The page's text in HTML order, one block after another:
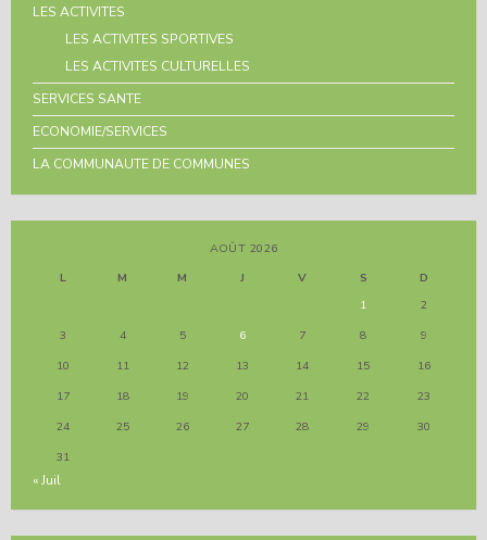
LES ACTIVITES
LES ACTIVITES SPORTIVES
LES ACTIVITES CULTURELLES
SERVICES SANTE
ECONOMIE/SERVICES
LA COMMUNAUTE DE COMMUNES
AOÛT 2026
L
M M J V S
D
1
2
3
4 5 6 7 8
9
10
11 12 13 14 15
16
17
18 19 20 21 22
23
24
25 26 27 28 29
30
31
« Juil